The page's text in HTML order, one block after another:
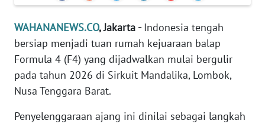
WAHANANEWS.CO, Jakarta -Indonesia tengah
bersiap menjadi tuan rumah kejuaraan balap
Formula 4 (F4) yang dijadwalkan mulai bergulir
pada tahun 2026 di Sirkuit Mandalika, Lombok,
Nusa Tenggara Barat.
Penyelenggaraan ajang ini dinilai sebagai langkah
EDITORIAL
Informasi
BERITA